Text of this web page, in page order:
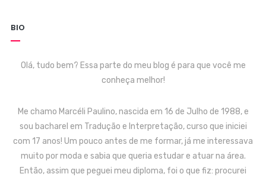
BIO
Olá, tudo bem? Essa parte do meu blog é para que você me
conheça melhor!
Me chamo Marcéli Paulino, nascida em 16 de Julho de 1988, e
sou bacharel em Tradução e Interpretação, curso que iniciei
com 17 anos! Um pouco antes de me formar, já me interessava
muito por moda e sabia que queria estudar e atuar na área.
Então, assim que peguei meu diploma, foi o que fiz: procurei